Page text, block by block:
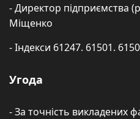
- Директор підприємства
Міщенко
- Індекси 61247. 61501.
Угода
- За точність викладених